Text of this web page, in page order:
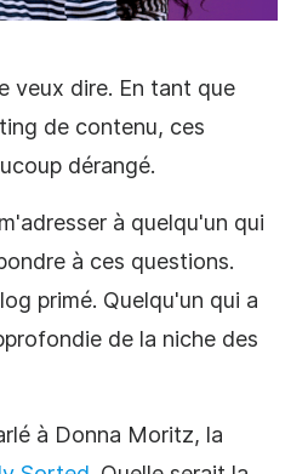
veux dire. En tant que
de contenu, ces
dérangé.
à quelqu'un qui
à ces questions.
primé. Quelqu'un qui a
de la niche des
à Donna Moritz, la